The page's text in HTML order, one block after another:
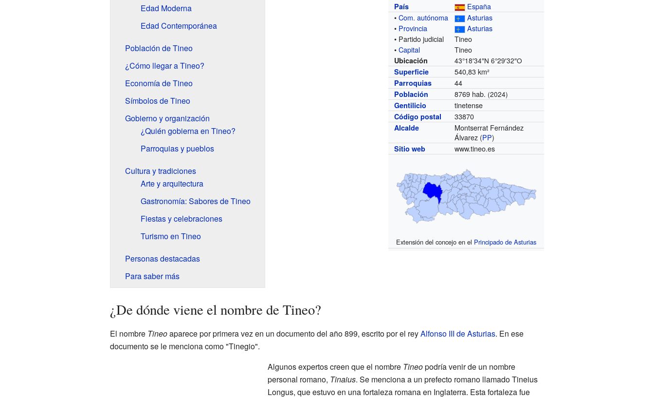
País
España
•Com. autónoma
Asturias
• Provincia
Asturias
• Partido judicial
Tineo
•Capital Tineo
Ubicación 43°18′34″N 6°29′32″O
Superficie
540,83 km²
Parroquias 44
Población 8769 hab. (2024)
Gentilicio
tinetense
Código postal 33870
Alcalde
Montserrat Fernández
Álvarez (PP)
Sitio web www.tineo.es
Extensión del concejo en el Principado de Asturias
Edad Moderna
Edad Contemporánea
Población de Tineo
¿Cómo llegar a Tineo?
Economía de Tineo
Símbolos de Tineo
Gobierno y organización
¿Quién gobierna en Tineo?
Parroquias y pueblos
Cultura y tradiciones
Arte y arquitectura
Gastronomía: Sabores de Tineo
Fiestas y celebraciones
Turismo en Tineo
Personas destacadas
Para saber más
¿De dónde viene el nombre de Tineo?
El nombre Tineoaparece por primera vez en un documento del año 899, escrito por el reyAlfonso III de Asturias. En ese
documento se le menciona como "Tinegio".
Algunos expertos creen que el nombre Tineopodría venir de un nombre
personal romano, Tinaius. Se menciona a un prefecto romano llamado Tineius
Longus, que estuvo en una fortaleza romana en Inglaterra. Esta fortaleza fue